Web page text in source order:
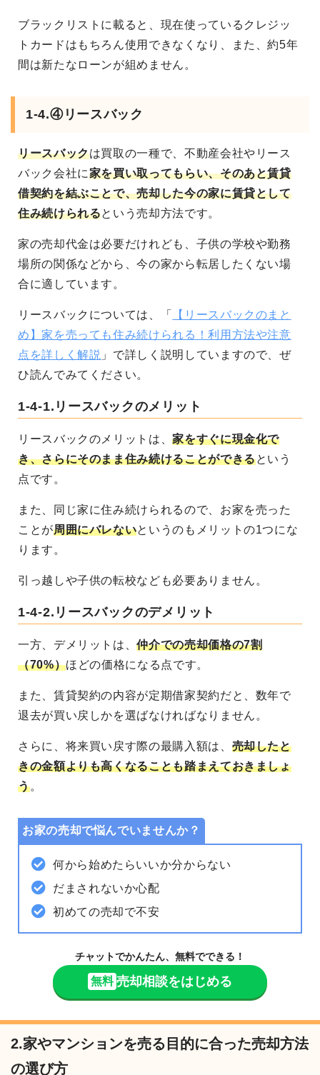
ブラックリストに載ると、現在使っているクレジッ
トカードはもちろん使用できなくなり、また、約5年
間は新たなローンが組めません。
1-4.④リースバック
リースバックは買取の一種で、不動産会社やリース
バック会社に家を買い取ってもらい、そのあと賃貸
借契約を結ぶことで、売却した今の家に賃貸として
住み続けられるという売却方法です。
家の売却代金は必要だけれども、子供の学校や勤務
場所の関係などから、今の家から転居したくない場
合に適しています。
リースバックについては、「
【リースバックのまと
め】家を売っても住み続けられる！利用方法や注意
点を詳しく解説 」で詳しく説明していますので、ぜ
ひ読んでみてください。
1-4-1. リースバックのメリット
リースバックのメリットは、家をすぐに現金化で
き、さらにそのまま住み続けることができるという
点です。
また、同じ家に住み続けられるので、お家を売った
ことが周囲にバレないというのもメリットの1つにな
ります。
引っ越しや子供の転校なども必要ありません。
1-4-2. リースバックのデメリット
一方、デメリットは、仲介での売却価格の7割
（70%）ほどの価格になる点です。
また、賃貸契約の内容が定期借家契約だと、数年で
退去が買い戻しかを選ばなければなりません。
さらに、将来買い戻す際の最購入額は、 売却したと
きの金額よりも高くなることも踏まえておきましょ
う。
お家の売却で悩んでいませんか？
何から始めたらいいか分からない
だまされないか心配
初めての売却で不安
チャットでかんたん、無料でできる！
無料 売却相談をはじめる
2.家やマンションを売る目的に合った売却方法
の選び方